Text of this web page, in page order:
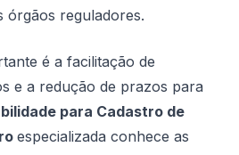
órgãos reguladores.
é a facilitação de
e a redução de prazos para
para Cadastro de
especializada conhece as